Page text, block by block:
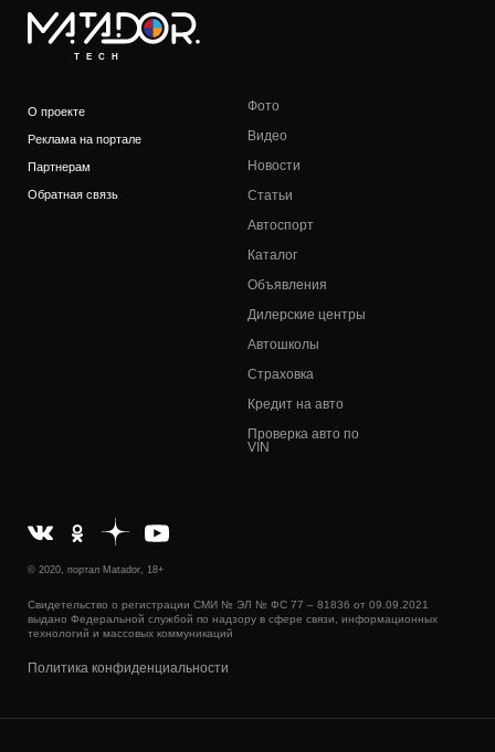
TECH
О проекте
Реклама на портале
Партнерам
Обратная связь
Фото
Видео
Новости
Статьи
Автоспорт
Каталог
Объявления
Дилерские центры
Автошколы
Страховка
Кредит на авто
Проверка авто по
VIN
© 2020, портал Matador, 18+
Свидетельство о регистрации СМИ № ЭЛ № ФС 77 – 81836 от 09.09.2021
выдано Федеральной службой по надзору в сфере связи, информационных
технологий и массовых коммуникаций
Политика конфиденциальности